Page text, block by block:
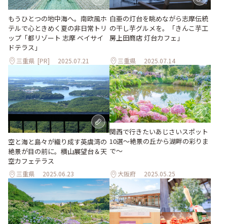
もうひとつの地中海へ。南欧風ホ
テルで心ときめく夏の非日常トリ
ップ「都リゾート 志摩 ベイサイ
ドテラス」
三重県 [PR] 2025.07.21
白亜の灯台を眺めながら志摩伝統
の干し芋グルメを。「きんこ芋工
房上田商店 灯台カフェ」
三重県 2025.07.14
空と海と島々が織り成す英虞湾の
絶景が目の前に。横山展望台＆天
空カフェテラス
三重県 2025.06.23
関西で行きたいあじさいスポット
10選〜絶景の丘から湖畔の彩りま
で〜
大阪府 2025.05.25